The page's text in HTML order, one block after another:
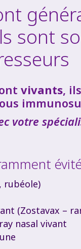
sont
vivants,
votre
rubéole)
(Zostavax –
nasal vivant